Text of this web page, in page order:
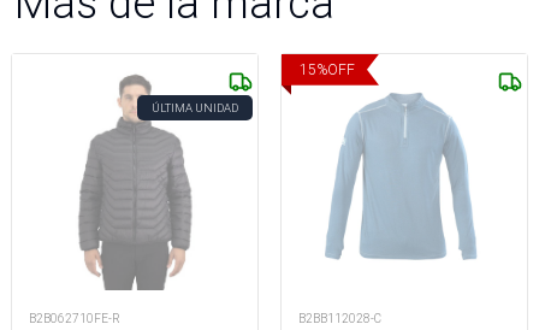
ÚLTIMA UNIDAD
B2B062710FE-R
15%OFF
B2BB112028-C